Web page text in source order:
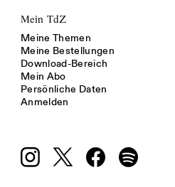
Mein TdZ
Meine Themen
Meine Bestellungen
Download-Bereich
Mein Abo
Persönliche Daten
Anmelden